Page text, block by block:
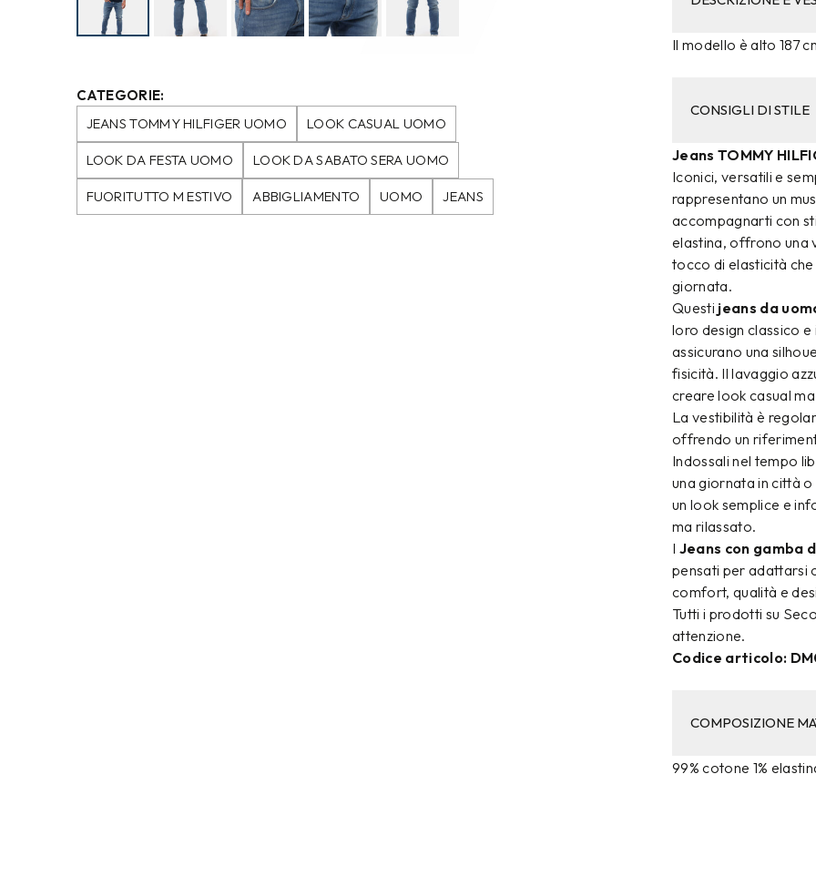
CATEGORIE:
JEANS TOMMY HILFIGER UOMO
LOOK CASUAL UOMO
LOOK DA FESTA UOMO LOOK DA SABATO SERA UOMO
FUORITUTTO M ESTIVO ABBIGLIAMENTO UOMO JEANS
Il modello è alto 187
CONSIGLI DI STILE
Jeans TOMMY
Iconici, versatili e
rappresentano un
accompagnarti con
elastina, offrono una
tocco di elasticità
giornata.
Questi jeans da
loro design classico
assicurano una
fisicità. Il lavaggio
creare look casual
La vestibilità è
offrendo un
Indossali nel tempo
una giornata in città
un look semplice e
ma rilassato.
I Jeans con
pensati per adattarsi
comfort, qualità e
Tutti i prodotti su
attenzione.
Codice articolo:
COMPOSIZIONE
99% cotone 1%